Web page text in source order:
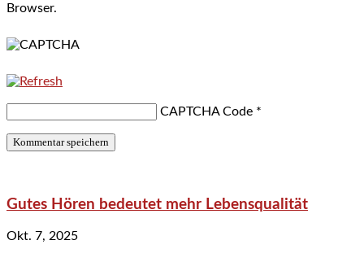
Browser.
CAPTCHA Code *
Gutes Hören bedeutet mehr Lebensqualität
Okt. 7, 2025